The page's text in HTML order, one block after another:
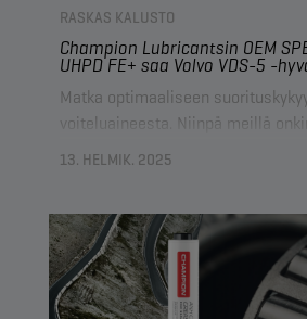
RASKAS KALUSTO
Champion Lubricantsin OEM
UHPD FE+ saa Volvo VDS-5 -
Matka optimaaliseen
voiteluaineesta. Niinpä meillä
kertoa, että CHAMPION OEM
FE+ on saanut Volvo VDS-5 -
käytön moottorien voiteluun
Sertifiointi koskee myös Mack
Trucks RLD-5 -luokituksia, minkä
voiteluaine on yhteensopiva yhä
13. HELMIK. 2025